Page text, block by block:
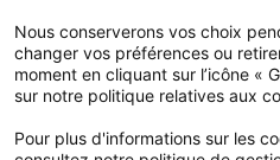
MGP - 2026 Tous
Nous conserverons vos choix
changer vos préférences ou
moment en cliquant sur l’icône «
sur notre politique relatives aux
Pour plus d'informations sur les